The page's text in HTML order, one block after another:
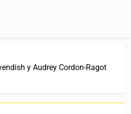
La Web Ciclista De Referencia.
y Audrey Cordon-Ragot